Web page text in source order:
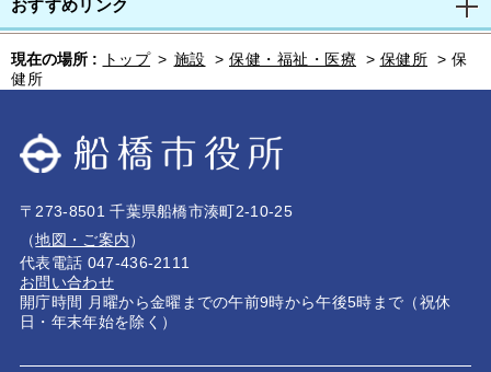
おすすめリンク
現在の場所 : トップ > 施設 > 保健・福祉・医療 > 保健所 > 保
健所
〒273-8501 千葉県船橋市湊町2-10-25
（地図・ご案内）
代表電話 047-436-2111
お問い合わせ
開庁時間 月曜から金曜までの午前9時から午後5時まで（祝休
日・年末年始を除く）